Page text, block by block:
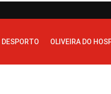
DESPORTO OLIVEIRA DO